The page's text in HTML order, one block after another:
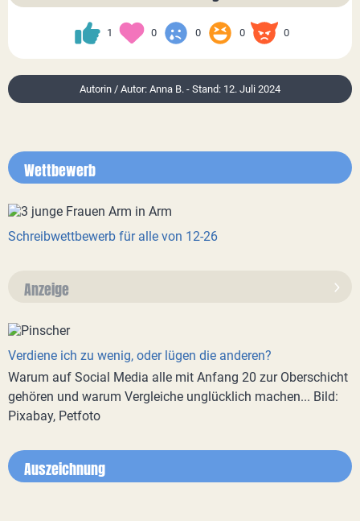
1 0 0 0 0
Autorin / Autor: Anna B. - Stand: 12. Juli 2024
Wettbewerb
Schreibwettbewerb für alle von 12-26
Anzeige
Verdiene ich zu wenig, oder lügen die anderen?
Warum auf Social Media alle mit Anfang 20 zur Oberschicht
gehören und warum Vergleiche unglücklich machen... Bild:
Pixabay, Petfoto
Auszeichnung